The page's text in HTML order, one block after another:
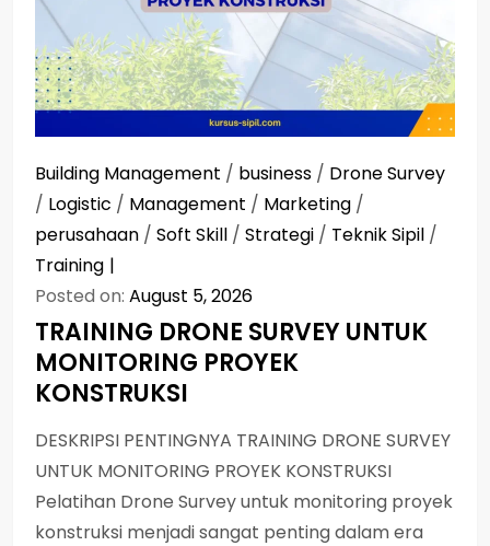
Building Management / business / Drone Survey
/ Logistic / Management / Marketing /
perusahaan / Soft Skill / Strategi / Teknik Sipil /
Training
Posted on: August 5, 2026
TRAINING DRONE SURVEY UNTUK
MONITORING PROYEK
KONSTRUKSI
DESKRIPSI PENTINGNYA TRAINING DRONE SURVEY
UNTUK MONITORING PROYEK KONSTRUKSI
Pelatihan Drone Survey untuk monitoring proyek
konstruksi menjadi sangat penting dalam era